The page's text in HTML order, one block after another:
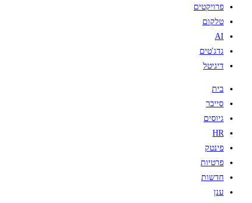
פרויקטים
טלקום
AI
גדג'טים
דיגיטל
בית
סייבר
גיוסים
HR
פינטק
פרטיות
חדשות
ענן